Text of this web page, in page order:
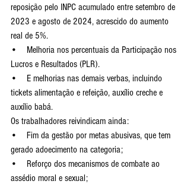
reposição pelo INPC acumulado entre setembro de
2023 e agosto de 2024, acrescido do aumento
real de 5%.
•    Melhoria nos percentuais da Participação nos
Lucros e Resultados (PLR).
•    E melhorias nas demais verbas, incluindo
tickets alimentação e refeição, auxílio creche e
auxílio babá.
Os trabalhadores reivindicam ainda:
•    Fim da gestão por metas abusivas, que tem
gerado adoecimento na categoria;
•    Reforço dos mecanismos de combate ao
assédio moral e sexual;